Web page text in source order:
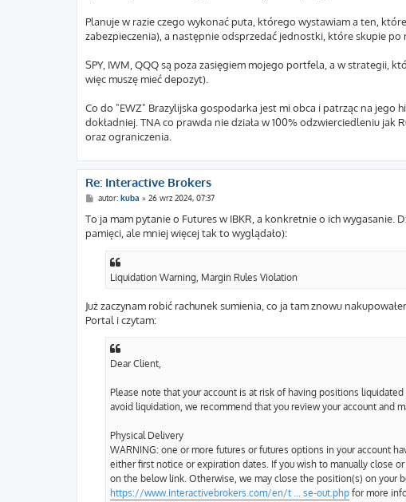
Planuje w razie czego wykonać puta, którego wystawiam a ten,
zabezpieczenia), a następnie odsprzedać jednostki, które skupie
SPY, IWM, QQQ są poza zasięgiem mojego portfela, a w strategii,
więc muszę mieć depozyt).
Co do "EWZ" Brazylijska gospodarka jest mi obca i patrząc na jego
dokładniej. TNA co prawda nie działa w 100% odzwierciedleniu jak
oraz ograniczenia.
Re: Interactive Brokers
P
s
autor: kuba » 26 wrz 2024, 07:37
To ja mam pytanie o Futures w IBKR, a konkretnie o ich wygasanie.
pamięci, ale mniej więcej tak to wyglądało):
Liquidation Warning, Margin Rules Violation
Już zaczynam robić rachunek sumienia, co ja tam znowu
Portal i czytam:
Dear Client,
Please note that your account is at risk of having positions
avoid liquidation, we recommend that you review your account and
Physical Delivery
WARNING: one or more futures or futures options in your account
either first notice or expiration dates. If you wish to manually close
on the below link. Otherwise, we may close the position(s) on your
https://www.interactivebrokers.com/en/t ... se-out.phpfor more